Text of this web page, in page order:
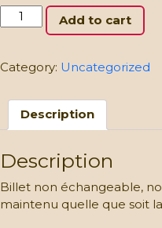
Halloween
à
Ferme:
et
Citrouilles
–
23/10:
Enfants
quantity
Add to cart
Category: Uncategorized
Description
Description
Billet non échangeable,
maintenu quelle que soit